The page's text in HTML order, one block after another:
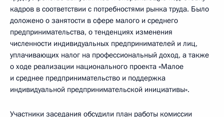
кадров в соответствии с потребностями рынка труда. Было
доложено о занятости в сфере малого и среднего
предпринимательства, о тенденциях изменения
численности индивидуальных предпринимателей и лиц,
уплачивающих налог на профессиональный доход, а также
о ходе реализации национального проекта «Малое
и среднее предпринимательство и поддержка
индивидуальной предпринимательской инициативы».
Участники заседания обсудили план работы комиссии